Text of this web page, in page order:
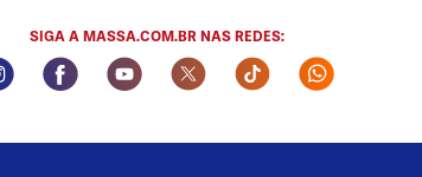
SIGA A MASSA.COM.BR NAS REDES:
Instagram Social Media
Facebook Social Media
Youtube Social Media
Twitter Social Media
Tiktok Social